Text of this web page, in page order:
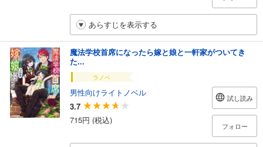
あらすじを表示する
魔法学校首席になったら嫁と娘と一軒家がついてき
た...
ラノベ
男性向けライトノベル
3.7
715円 (税込)
試し読み
フォロー